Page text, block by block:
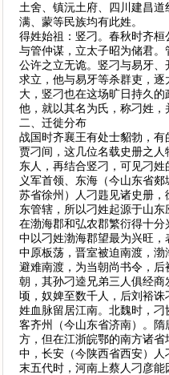
土舍、镇沅土府、四川建昌道
满、蒙等民族均有此姓。
得姓始祖：竖刁。春秋时齐
与管仲谋，立太子昭为储君
公许之立无诡。竖刁与易牙
求立，他与易牙等杀群吏，
大，竖刁也在这场旷日持久
他，就以其名为氏，称刁姓，
二、迁徙分布
战国时齐襄王有处士貂勃，
贾刁间，这几位名载史册之
东人，再结合竖刁，可见刁
义军首领、东海（今山东省
苏省徐州）人刁韪见诸史册
东管辖，所以刁姓起源于山
在渤海郡和弘农郡繁衍得十
中以刁姓渤海郡望最为兴旺，
中原板荡，晋室被迫南渡，
避难南渡，为当朝尚书令，
朝，其孙刁逵兄弟三人俱经
顷，奴婢至数千人，后刘裕
姓血脉留居江南。北魏时，
客齐州（今山东省济南）。
方，但在江浙皖鄂的南方诸
中，长安（今陕西省西安）
末五代时，河南上蔡人刁彦